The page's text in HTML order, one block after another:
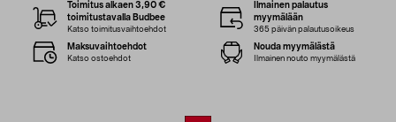
Toimitus alkaen 3,90 €
toimitustavalla Budbee
Katso toimitusvaihtoehdot
Ilmainen palautus
myymälään
365 päivän palautusoikeus
Maksuvaihtoehdot
Katso ostoehdot
Nouda myymälästä
Ilmainen nouto myymälästä